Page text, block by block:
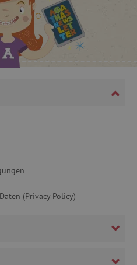
(Privacy Policy)
www.agathaswelt.de
CookieScript
www.agathaswelt.de
www.agathaswelt.de
www.agathaswelt.de